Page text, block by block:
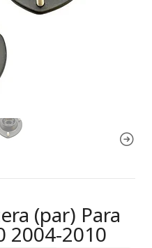
(par) Para
2004-2010